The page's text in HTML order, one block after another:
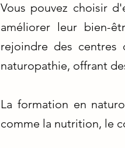
Vous pouvez choisir
améliorer leur bien-
rejoindre des
naturopathie, offrant
La formation en
comme la nutrition, le